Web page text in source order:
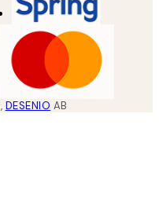
, DESENIO AB